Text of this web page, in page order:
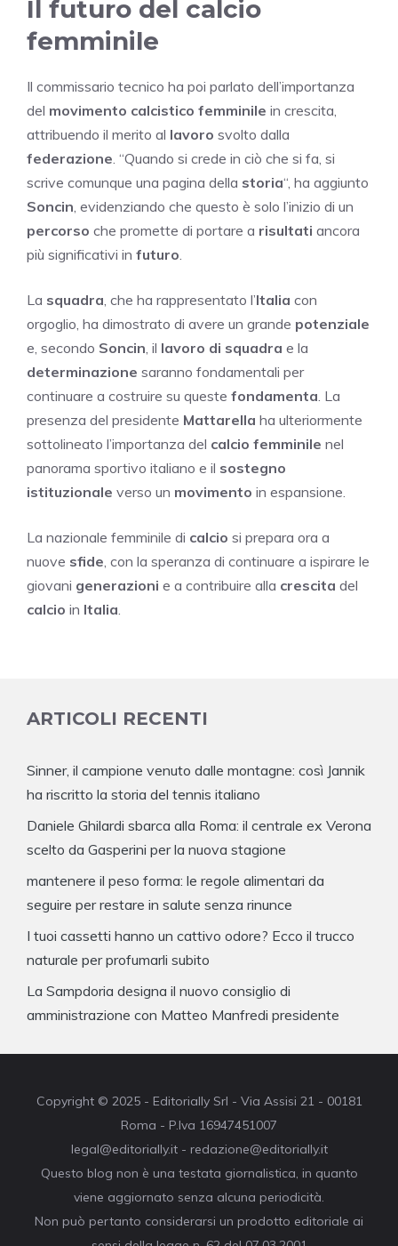
Il futuro del calcio
femminile
Il commissario tecnico ha poi parlato dell’importanza
del movimento calcistico femminile in crescita,
attribuendo il merito al lavoro svolto dalla
federazione . “Quando si crede in ciò che si fa, si
scrive comunque una pagina della storia“, ha aggiunto
Soncin , evidenziando che questo è solo l’inizio di un
percorso che promette di portare a risultati ancora
più significativi in futuro
La squadra , che ha rappresentato l’Italia con
orgoglio, ha dimostrato di avere un grande potenziale
e, secondo Soncin , il lavoro di squadra e la
determinazione saranno fondamentali per
continuare a costruire su queste fondamenta . La
presenza del presidente Mattarella ha ulteriormente
sottolineato l’importanza del calcio femminile nel
panorama sportivo italiano e il sostegno
istituzionale verso un movimento in espansione.
La nazionale femminile di calcio si prepara ora a
nuove sfide , con la speranza di continuare a ispirare le
giovani generazioni e a contribuire alla crescita del
calcio in Italia
ARTICOLI RECENTI
Sinner, il campione venuto dalle montagne: così Jannik
ha riscritto la storia del tennis italiano
Daniele Ghilardi sbarca alla Roma: il centrale ex Verona
scelto da Gasperini per la nuova stagione
mantenere il peso forma: le regole alimentari da
seguire per restare in salute senza rinunce
I tuoi cassetti hanno un cattivo odore? Ecco il trucco
naturale per profumarli subito
La Sampdoria designa il nuovo consiglio di
amministrazione con Matteo Manfredi presidente
Copyright © 2025 - Editorially Srl - Via Assisi 21 - 00181
Roma - P.Iva 16947451007
legal@editorially.it - redazione@editorially.it
Questo blog non è una testata giornalistica, in quanto
viene aggiornato senza alcuna periodicità.
Non può pertanto considerarsi un prodotto editoriale ai